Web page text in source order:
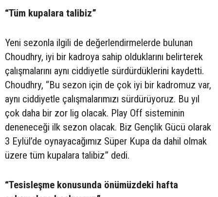
“Tüm kupalara talibiz”
Yeni sezonla ilgili de değerlendirmelerde bulunan
Choudhry, iyi bir kadroya sahip olduklarını belirterek
çalışmalarını aynı ciddiyetle sürdürdüklerini kaydetti.
Choudhry, “Bu sezon için de çok iyi bir kadromuz var,
aynı ciddiyetle çalışmalarımızı sürdürüyoruz. Bu yıl
çok daha bir zor lig olacak. Play Off sisteminin
deneneceği ilk sezon olacak. Biz Gençlik Gücü olarak
3 Eylül’de oynayacağımız Süper Kupa da dahil olmak
üzere tüm kupalara talibiz” dedi.
“Tesisleşme konusunda önümüzdeki hafta